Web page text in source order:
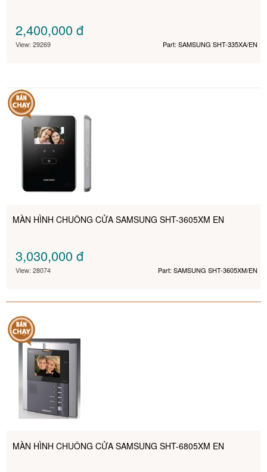
2,400,000đ
View: 29269 Part: SAMSUNG SHT-335XA/EN
MÀN HÌNH CHUÔNG CỬA SAMSUNG SHT-3605XM EN
3,030,000đ
View: 28074 Part: SAMSUNG SHT-3605XM/EN
MÀN HÌNH CHUÔNG CỬA SAMSUNG SHT-6805XM EN